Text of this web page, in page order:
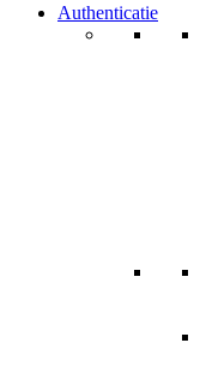
Authenticatie